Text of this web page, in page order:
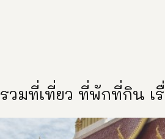
รวมที่เที่ยว ที่พักที่กิน เ